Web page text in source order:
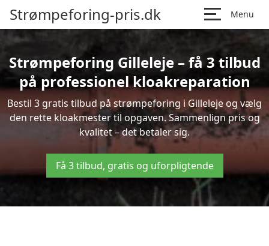
Strømpeforing-pris.dk Menu
Strømpeforing Gilleleje – få 3 tilbud
på professionel kloakreparation
Bestil 3 gratis tilbud på strømpeforing i Gilleleje og vælg
den rette kloakmester til opgaven. Sammenlign pris og
kvalitet – det betaler sig.
Få 3 tilbud, gratis og uforpligtende